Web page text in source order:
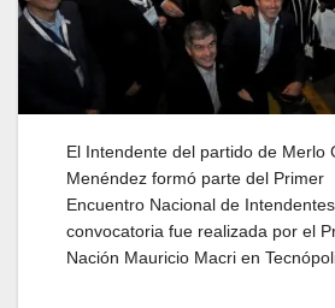
El Intendente del partido de Merlo
Menéndez formó parte del Primer
Encuentro Nacional de
convocatoria fue realizada por el
Nación Mauricio Macri en